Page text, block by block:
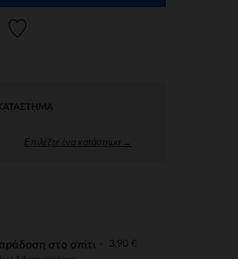
Επιλέξτε ένα κατάστημα →
στο σπίτι 3,90 €